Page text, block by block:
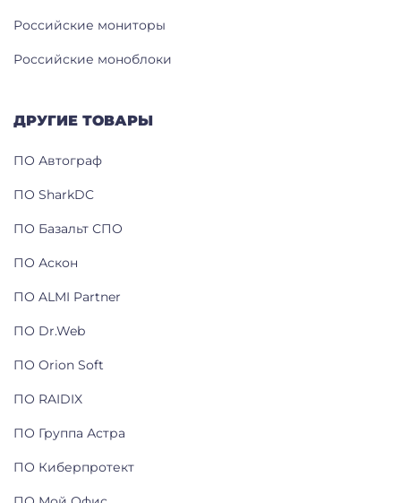
Российские мониторы
Российские моноблоки
ДРУГИЕ ТОВАРЫ
ПО Автограф
ПО SharkDC
ПО Базальт СПО
ПО Аскон
ПО ALMI Partner
ПО Dr.Web
ПО Orion Soft
ПО RAIDIX
ПО Группа Астра
ПО Киберпротект